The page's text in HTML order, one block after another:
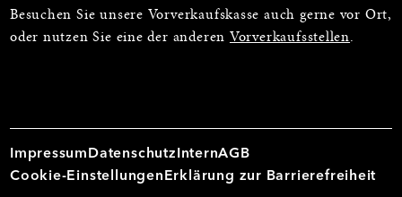
Besuchen Sie unsere Vorverkaufskasse auch gerne vor Ort,
oder nutzen Sie eine der anderen Vorverkaufsstellen.
Impressum Datenschutz InternAGB
Cookie-Einstellungen Erklärung zur Barrierefreiheit